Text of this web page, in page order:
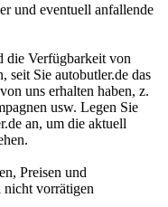
und eventuell anfallende
die Verfügbarkeit von
seit Sie autobutler.de das
uns erhalten haben, z.
usw. Legen Sie
an, um die aktuell
Preisen und
nicht vorrätigen